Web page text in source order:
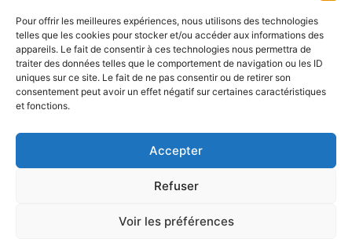
Pour offrir les meilleures expériences, nous utilisons des technologies
telles que les cookies pour stocker et/ou accéder aux informations des
appareils. Le fait de consentir à ces technologies nous permettra de
traiter des données telles que le comportement de navigation ou les ID
uniques sur ce site. Le fait de ne pas consentir ou de retirer son
consentement peut avoir un effet négatif sur certaines caractéristiques
et fonctions.
Accepter
Refuser
Voir les préférences
Contact
E-mail
contact@alta-studio.fr
0760115323